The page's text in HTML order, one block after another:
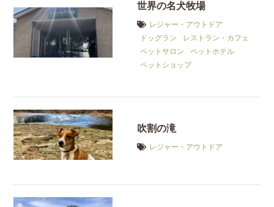
世界の名犬牧場
レジャー・アウトドア
ドッグラン
レストラン・カフェ
ペットサロン
ペットホテル
ペットショップ
吹割の滝
レジャー・アウトドア